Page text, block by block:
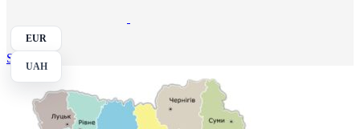
EUR
UAH
Search